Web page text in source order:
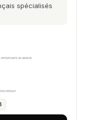
spécialisés